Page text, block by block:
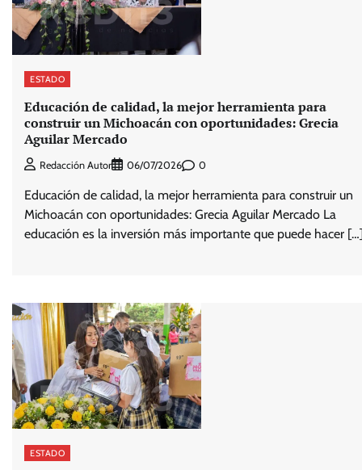
ESTADO
Educación de calidad, la mejor herramienta para
construir un Michoacán con oportunidades: Grecia
Aguilar Mercado
Redacción Autor 06/07/2026 0
Educación de calidad, la mejor herramienta para construir un
Michoacán con oportunidades: Grecia Aguilar Mercado La
educación es la inversión más importante que puede hacer
ESTADO